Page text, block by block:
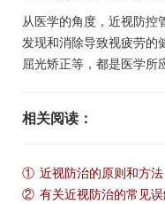
从医学的角度，近视防控
发现和消除导致视疲劳的
屈光矫正等，都是医学所
相关阅读：
① 近视防治的原则和方法
② 有关近视防治的常见